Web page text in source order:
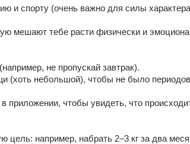
и спорту (очень важно для силы
мешают тебе расти физически и
не пропускай завтрак).
(хоть небольшой), чтобы не было
приложении, чтобы увидеть, что
цель: например, набрать 2–3 кг за два